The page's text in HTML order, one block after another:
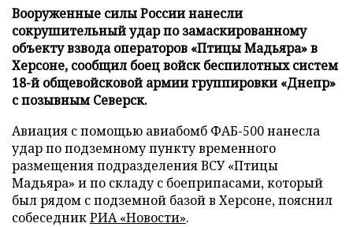
Вооруженные силы России нанесли
сокрушительный удар по замаскированному
объекту взвода операторов «Птицы Мадьяра» в
Херсоне, сообщил боец войск беспилотных систем
18-й общевойсковой армии группировки «Днепр»
с позывным Северск.
Авиация с помощью авиабомб ФАБ-500 нанесла
удар по подземному пункту временного
размещения подразделения ВСУ «Птицы
Мадьяра» и по складу с боеприпасами, который
был рядом с подземной базой в Херсоне, пояснил
собеседникРИА «Новости».